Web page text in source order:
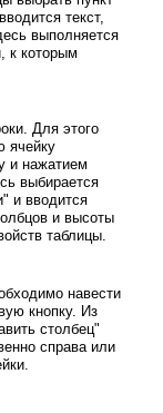
текст,
выполняется
к которым
Для этого
ячейку
и нажатием
выбирается
и вводится
и высоты
таблицы.
навести
кнопку. Из
столбец"
справа или